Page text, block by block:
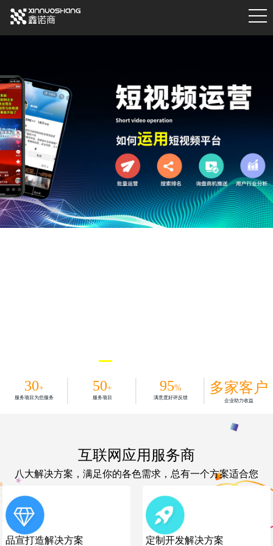
30+
服务项目为您服务
50+
服务项目
95%
满意度好评反馈
多家客户
企业助力收益
互联网应用服务商
八大解决方案，满足你的各色需求，总有一个方案适合您
品宣打造解决方案 定制开发解决方案